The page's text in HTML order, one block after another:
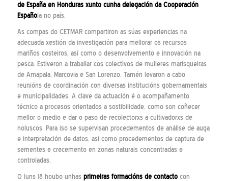
de España en Honduras xunto cunha delegación da Cooperación
Española no país.
As compas do CETMAR compartiron as súas experiencias na
adecuada xestión da investigación para mellorar os recursos
mariños costeiros, así como o desenvolvemento e innovación na
pesca. Estiveron a traballar cos colectivos de mulleres marisqueiras
de Amapala, Marcovia e San Lorenzo. Tamén levaron a cabo
reunións de coordinación con diversas institucións gobernamentais
e municipalidades. A clave da actuación é o acompañamento
técnico a procesos orientados a sostibilidade, como son coñecer
mellor o medio e dar o paso de recolectorxs a cultivadorxs de
noluscos. Para iso se supervisan procedementos de análise de auga
e interpretación de datos, así como procedementos de captura de
sementes e crecemento en zonas naturais concentradas e
controladas.
O luns 18 houbo unhas primeiras formacións de contactocon